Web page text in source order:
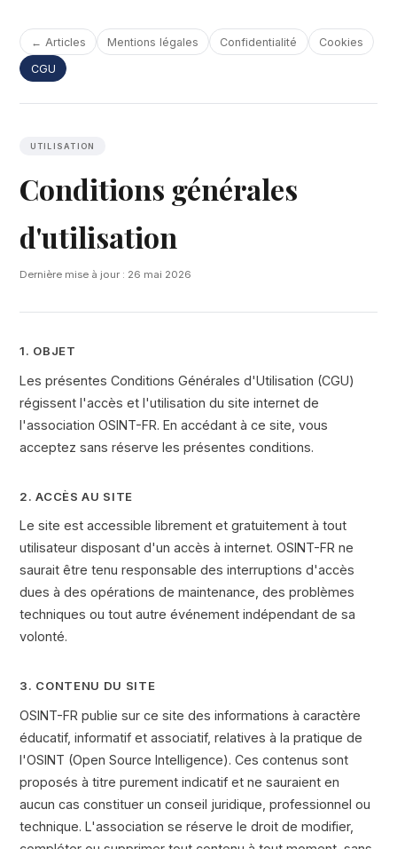
← Articles Mentions légales Confidentialité Cookies
CGU
UTILISATION
Conditions générales
d'utilisation
Dernière mise à jour : 26 mai 2026
1. OBJET
Les présentes Conditions Générales d'Utilisation (CGU)
régissent l'accès et l'utilisation du site internet de
l'association OSINT-FR. En accédant à ce site, vous
acceptez sans réserve les présentes conditions.
2. ACCÈS AU SITE
Le site est accessible librement et gratuitement à tout
utilisateur disposant d'un accès à internet. OSINT-FR ne
saurait être tenu responsable des interruptions d'accès
dues à des opérations de maintenance, des problèmes
techniques ou tout autre événement indépendant de sa
volonté.
3. CONTENU DU SITE
OSINT-FR publie sur ce site des informations à caractère
éducatif, informatif et associatif, relatives à la pratique de
l'OSINT (Open Source Intelligence). Ces contenus sont
proposés à titre purement indicatif et ne sauraient en
aucun cas constituer un conseil juridique, professionnel ou
technique. L'association se réserve le droit de modifier,